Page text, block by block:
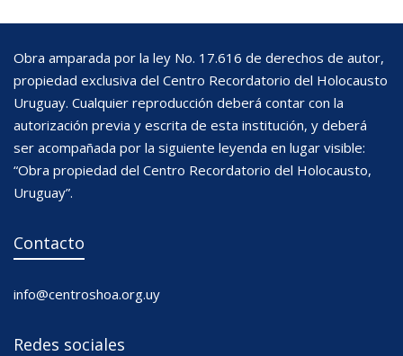
Obra amparada por la ley No. 17.616 de derechos de autor,
propiedad exclusiva del Centro Recordatorio del Holocausto
Uruguay. Cualquier reproducción deberá contar con la
autorización previa y escrita de esta institución, y deberá
ser acompañada por la siguiente leyenda en lugar visible:
“Obra propiedad del Centro Recordatorio del Holocausto,
Uruguay”.
Contacto
info@centroshoa.org.uy
Redes sociales